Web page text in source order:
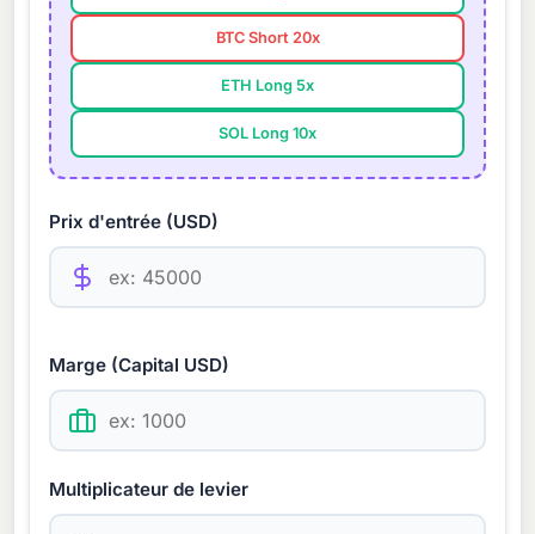
BTC Short 20x
ETH Long 5x
SOL Long 10x
Prix d'entrée (USD)
Marge (Capital USD)
Multiplicateur de levier